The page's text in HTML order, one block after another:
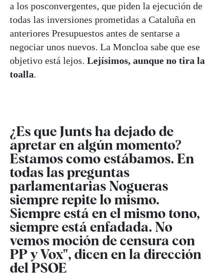
a los posconvergentes, que piden la ejecución de
todas las inversiones prometidas a Cataluña en
anteriores Presupuestos antes de sentarse a
negociar unos nuevos. La Moncloa sabe que ese
objetivo está lejos. Lejísimos, aunque no tira la
toalla.
¿Es que Junts ha dejado de
apretar en algún momento?
Estamos como estábamos. En
todas las preguntas
parlamentarias Nogueras
siempre repite lo mismo.
Siempre está en el mismo tono,
siempre está enfadada. No
vemos moción de censura con
PP y Vox", dicen en la dirección
del PSOE